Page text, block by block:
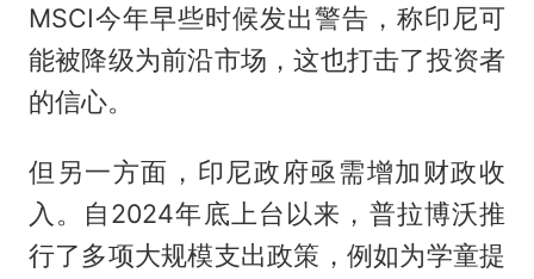
MSCI今年早些时候发出警告，称印尼可
能被降级为前沿市场，这也打击了投资者
的信心。
但另一方面，印尼政府亟需增加财政收
入。自2024年底上台以来，普拉博沃推
行了多项大规模支出政策，例如为学童提